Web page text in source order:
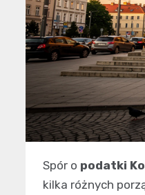
Spór o podatki
kilka różnych